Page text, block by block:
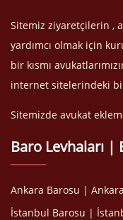
Sitemiz ziyaretçilerin ,
yardımcı olmak için
bir kısmı
internet sitelerindeki
Sitemizde avukat
Baro Levhaları |
Ankara Barosu |
İstanbul Barosu |